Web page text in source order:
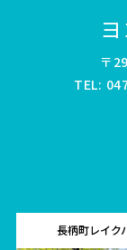
〒
TEL:
長柄町レイク